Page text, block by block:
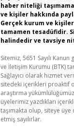
haber niteliği
ve kişiler hakkında
Gerçek kurum ve
tamamen tesadüfidir.
halindedir ve tavsiye
Sitemiz, 5651 Sayılı
ve İletişim Kurumu (BTK)
Sağlayıcı olarak hizmet
sitedeki içerikleri proaktif
araştırma
üyelerimiz yazdıkları
taşımakta olup, siteye
etmiş sayılırlar.